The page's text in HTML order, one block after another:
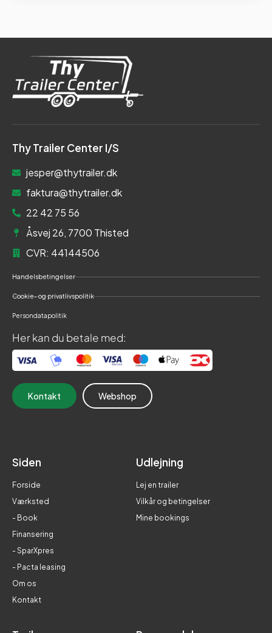
Thy Trailer Center I/S
jesper@thytrailer.dk
faktura@thytrailer.dk
22 42 75 56
Åsvej 26, 7700 Thisted
CVR: 44144506
Handelsbetingelser
Cookie- og privatlivspolitik
Persondatapolitik
Her kan du betale med:
Kontakt Webshop
Siden
Forside
Værksted
- Book
Finansering
- SparXpres
- Pacta leasing
Om os
Kontakt
Udlejning
Lej en trailer
Vilkår og betingelser
Mine bookings